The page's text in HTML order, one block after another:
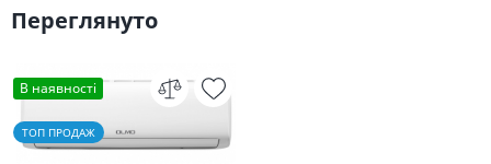
Переглянуто
В наявності
ТОП ПРОДАЖ